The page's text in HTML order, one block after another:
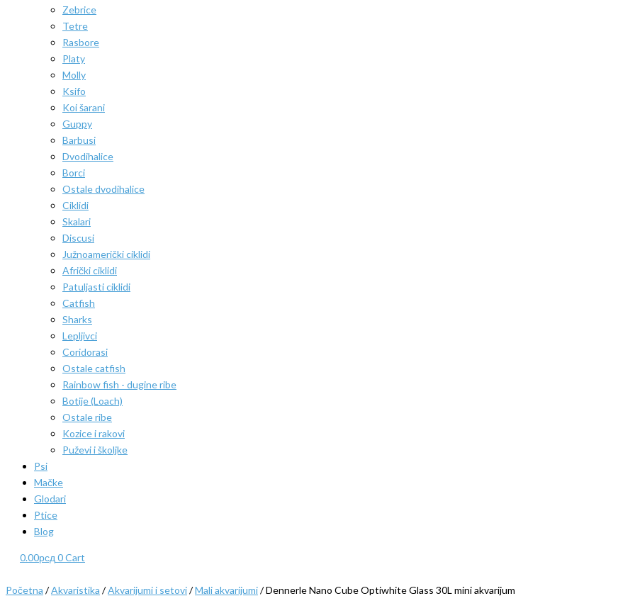
Zebrice
Tetre
Rasbore
Platy
Molly
Ksifo
Koi šarani
Guppy
Barbusi
Dvodihalice
Borci
Ostale dvodihalice
Ciklidi
Skalari
Discusi
Južnoamerički ciklidi
Afrički ciklidi
Patuljasti ciklidi
Catfish
Sharks
Lepljivci
Coridorasi
Ostale catfish
Rainbow fish - dugine ribe
Botije (Loach)
Ostale ribe
Kozice i rakovi
Puževi i školjke
Psi
Mačke
Glodari
Ptice
Blog
0.00рсд 0Cart
Početna /Akvaristika /Akvarijumi i setovi/Mali akvarijumi/ Dennerle Nano Cube Optiwhite Glass 30L mini akvarijum